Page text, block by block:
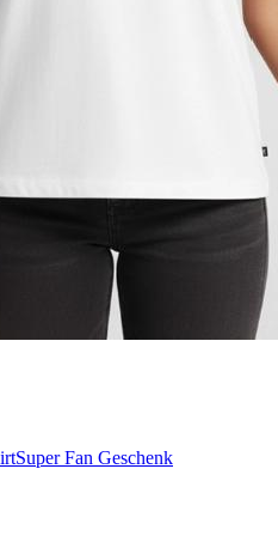
Super Fan Geschenk